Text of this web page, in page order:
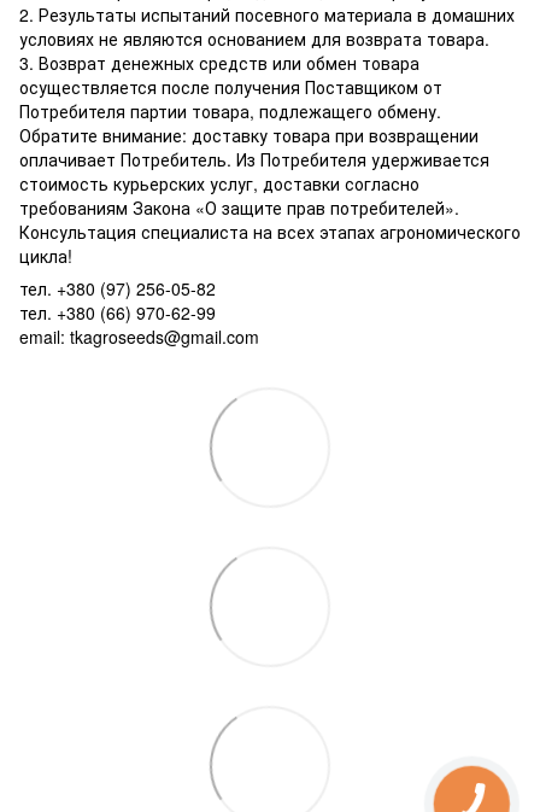
2. Результаты испытаний посевного материала в домашних
условиях не являются основанием для возврата товара.
3. Возврат денежных средств или обмен товара
осуществляется после получения Поставщиком от
Потребителя партии товара, подлежащего обмену.
Обратите внимание: доставку товара при возвращении
оплачивает Потребитель. Из Потребителя удерживается
стоимость курьерских услуг, доставки согласно
требованиям Закона «О защите прав потребителей».
Консультация специалиста на всех этапах агрономического
цикла!
тел. +380 (97) 256-05-82
тел. +380 (66) 970-62-99
email: tkagroseeds@gmail.com